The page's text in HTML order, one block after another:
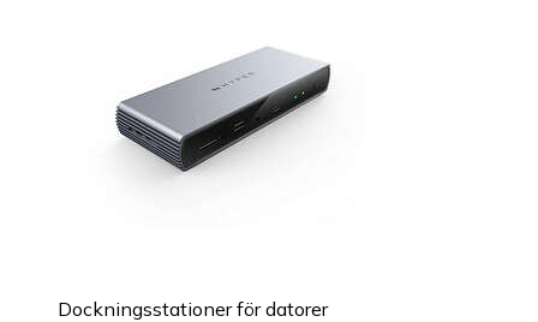
Dockningsstationer för datorer